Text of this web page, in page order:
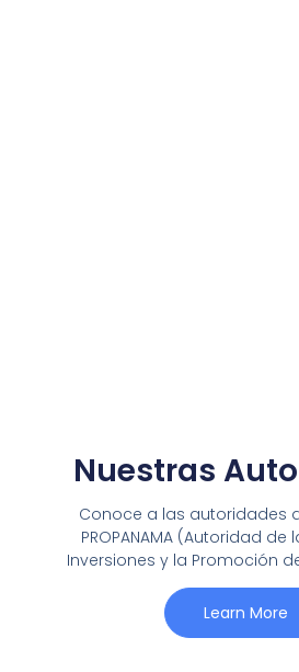
Nuestras
Conoce a las autoridades
PROPANAMA (Autoridad
Inversiones y la Promoción
Learn More